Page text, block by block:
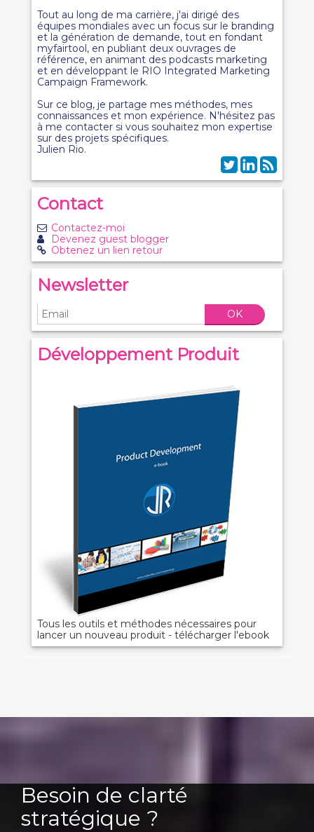
Tout au long de ma carrière, j'ai dirigé des
équipes mondiales avec un focus sur le branding
et la génération de demande, tout en fondant
myfairtool, en publiant deux ouvrages de
référence, en animant des podcasts marketing
et en développant le RIO Integrated Marketing
Campaign Framework.
Sur ce blog, je partage mes méthodes, mes
connaissances et mon expérience. N'hésitez pas
à me contacter si vous souhaitez mon expertise
sur des projets spécifiques.
Julien Rio.
Contact
Contactez-moi
Devenez guest blogger
Obtenez un lien retour
Newsletter
OK
Développement Produit
Tous les outils et méthodes nécessaires pour
lancer un nouveau produit - télécharger l'ebook
Besoin de clarté
stratégique ?